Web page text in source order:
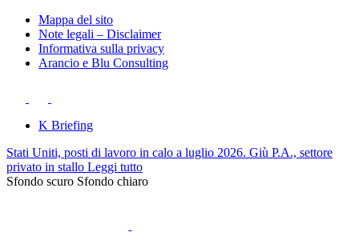
Mappa del sito
Note legali – Disclaimer
Informativa sulla privacy
Arancio e Blu Consulting
K Briefing
Stati Uniti, posti di lavoro in calo a luglio 2026. Giù P.A., settore
privato in stallo Leggi tutto
Sfondo scuro Sfondo chiaro